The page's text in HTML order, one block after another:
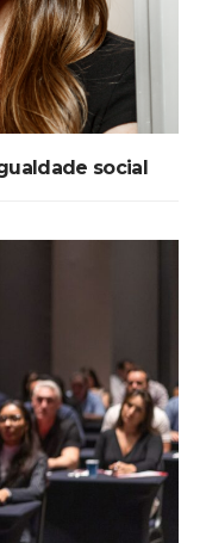
social